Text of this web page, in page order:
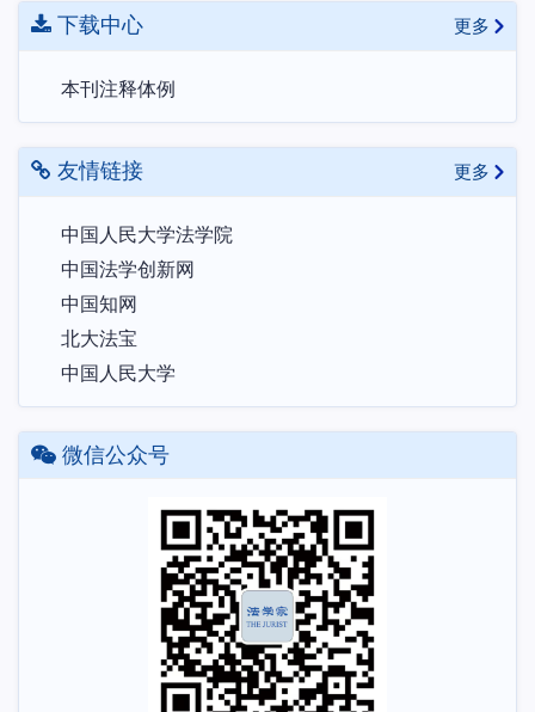
下载中心 更多
本刊注释体例
友情链接 更多
中国人民大学法学院
中国法学创新网
中国知网
北大法宝
中国人民大学
微信公众号